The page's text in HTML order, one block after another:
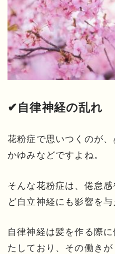
✔自律神経の乱れ
花粉症で思いつくのが
かゆみなどですよね。
そんな花粉症は、倦怠
ど自立神経にも影響を与
自律神経は髪を作る際
たしており、その働きが